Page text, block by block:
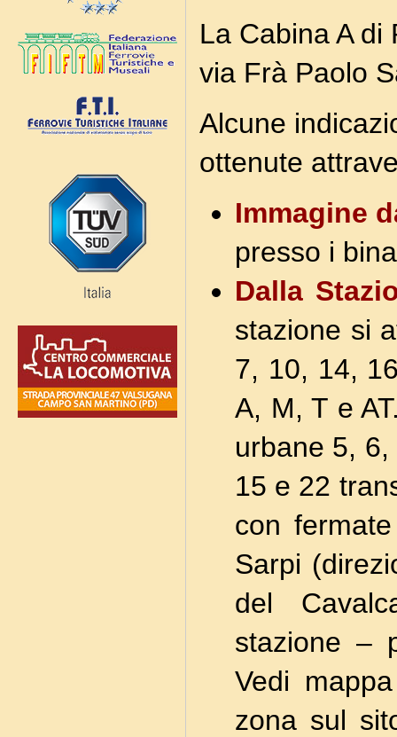
La Cabina A di
via Frà Paolo
Alcune
ottenute
Immagine
presso i
Dalla
stazione si
7, 10, 14,
A, M, T e
urbane 5,
15 e 22
con
Sarpi
del
stazione –
Vedi
zona sul